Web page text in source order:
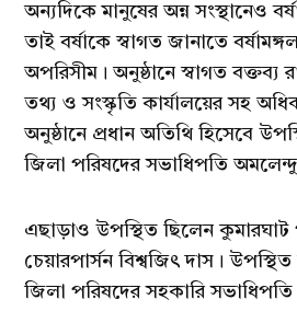
অন্যদিকে মানুষের অন্ন সংস্থানেও
তাই বর্ষাকে স্বাগত জানাতে
অপরিসীম। অনুষ্ঠানে স্বাগত বক্তব্য
তথ্য ও সংস্কৃতি কার্যালয়ের সহ
অনুষ্ঠানে প্রধান অতিথি হিসেবে
জিলা পরিষদের সভাধিপতি
এছাড়াও উপস্থিত ছিলেন কুমারঘাট
চেয়ারপার্সন বিশ্বজিৎ দাস।
জিলা পরিষদের সহকারি